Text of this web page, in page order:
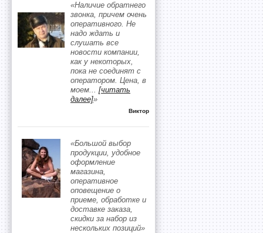
«Наличие обратнего
звонка, причем очень
оперативного. Не
надо ждать и
слушать все
новости компании,
как у некоторых,
пока не соединят с
оператором. Цена, в
моем... [читать
далее]»
Виктор
«Большой выбор
продукции, удобное
оформление
магазина,
оперативное
оповещение о
приеме, обработке и
доставке заказа,
скидки за набор из
нескольких позиций»